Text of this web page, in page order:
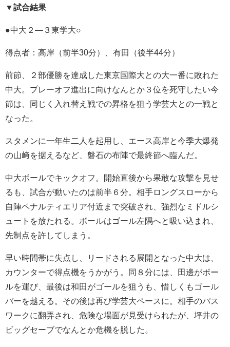
▼試合結果
●中大２―３東学大○
得点者：高岸（前半30分）、有田（後半44分）
前節、２部優勝を達成した東京国際大との大一番に敗れた
中大。プレーオフ進出に向けなんとか３位を死守したい今
節は、同じく入れ替え戦での昇格を狙う学芸大との一戦と
なった。
スタメンに一年生二人を起用し、エース高岸と今季大爆発
の山﨑を据えるなど、磐石の布陣で最終節へ臨んだ。
中大ボールでキックオフ。開始直後から果敢な攻撃を見せ
るも、試合が動いたのは前半６分。相手ロングスローから
自陣ペナルティエリア付近まで突破され、強烈なミドルシ
ュートを放たれる。ボールはゴール左隅へと吸い込まれ、
先制点を許してしまう。
早い時間帯に失点し、リードされる展開となった中大は、
カウンターで得点機をうかがう。同８分には、田邊がボー
ルを運び、最後は和田がゴールを狙うも、惜しくもゴール
バーを越える。その後は再び学芸大ペースに。相手のパス
ワークに翻弄され、危険な場面が見受けられたが、坪井の
ビッグセーブでなんとか危機を脱した。